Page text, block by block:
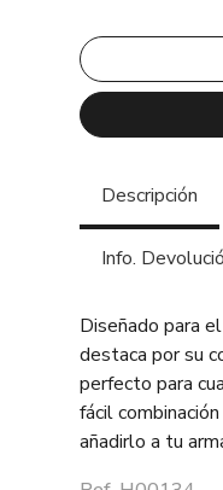
Descripción
Info.
Diseñado para
destaca por su
perfecto para
fácil
añadirlo a tu